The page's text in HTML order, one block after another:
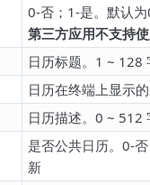
0-否；1-是。默认
第三方应用不支持
日历标题。1 ~ 128
日历在终端上显示
日历描述。0 ~ 512
是否公共日历。0-
新